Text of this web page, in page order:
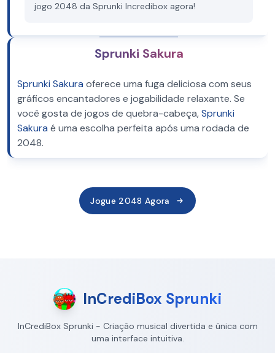
jogo 2048 da Sprunki Incredibox agora!
Sprunki Sakura
Sprunki Sakura oferece uma fuga deliciosa com seus
gráficos encantadores e jogabilidade relaxante. Se
você gosta de jogos de quebra-cabeça,Sprunki
Sakura é uma escolha perfeita após uma rodada de
2048.
Jogue 2048 Agora
InCrediBox Sprunki
InCrediBox Sprunki - Criação musical divertida e única com
uma interface intuitiva.